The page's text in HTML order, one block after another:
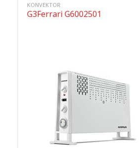
KONVEKTOR
G3Ferrari G6002501